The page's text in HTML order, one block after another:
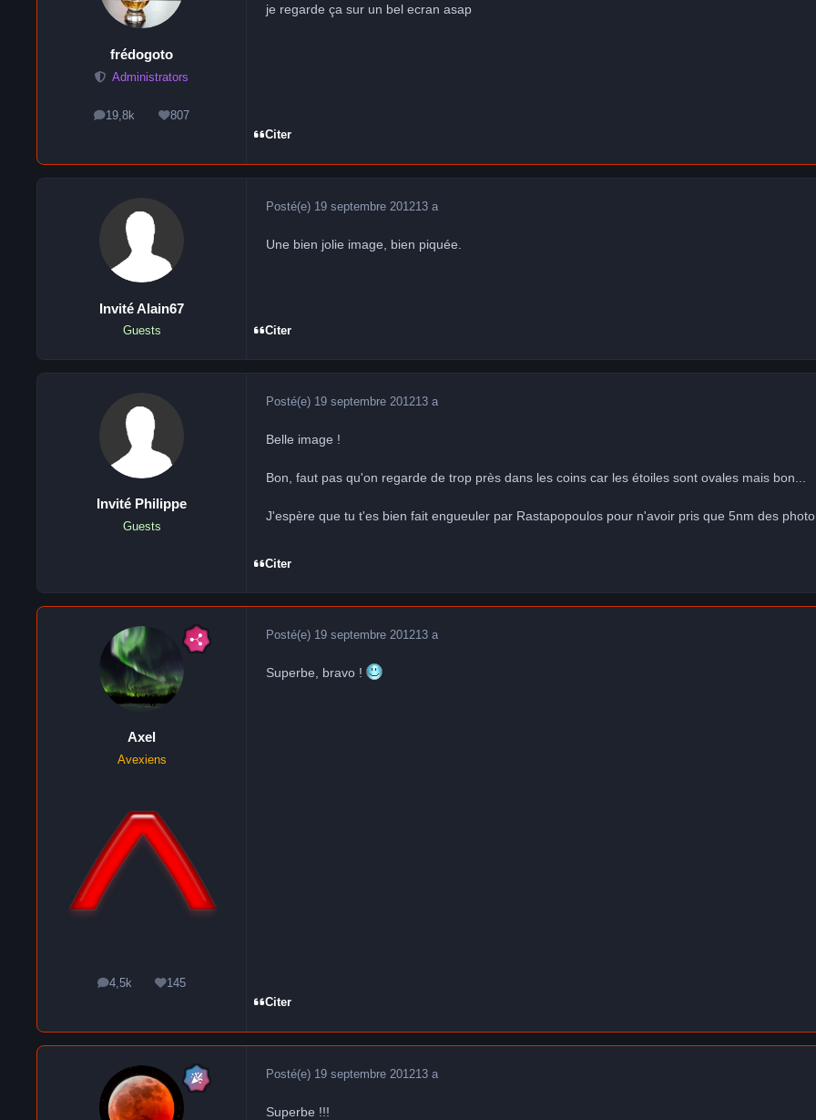
frédogoto
Administrators
19,8k
messages807
Réputation
je regarde ça sur un bel ecran asap
Citer
Invité Alain67
Guests
Posté(e) 19 septembre 201213 a
Une bien jolie image, bien piquée.
Citer
Invité Philippe
Guests
Posté(e) 19 septembre 201213 a
Belle image !
Bon, faut pas qu'on regarde de trop près dans les coins car les étoiles sont ovales mais bon...
J'espère que tu t'es bien fait engueuler par Rastapopoulos pour n'avoir pris que 5nm des
Citer
Axel
Avexiens
4,5k
messages145
Réputation
Posté(e) 19 septembre 201213 a
Superbe, bravo !
Citer
Posté(e) 19 septembre 201213 a
Superbe !!!